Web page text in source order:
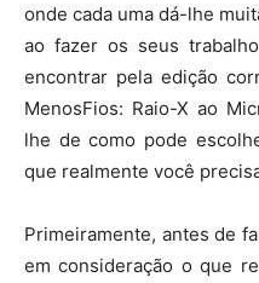
onde cada uma dá-lhe
ao fazer os seus
encontrar pela edição
MenosFios: Raio-X ao
lhe de como pode
que realmente você
Primeiramente, antes de
em consideração o que